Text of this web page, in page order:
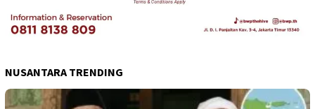
NUSANTARA TRENDING